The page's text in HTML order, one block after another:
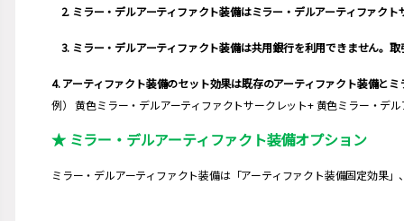
2. ミラー・デルアーティファクト装備はミラー・デルアーティファク
3. ミラー・デルアーティファクト装備は共用銀行を利用できません。
4. アーティファクト装備のセット効果は既存のアーティファクト装備と
例） 黄色ミラー・デルアーティファクトサークレット+ 黄色ミラー・デ
★ ミラー・デルアーティファクト装備オプション
ミラー・デルアーティファクト装備は「アーティファクト装備固定効果